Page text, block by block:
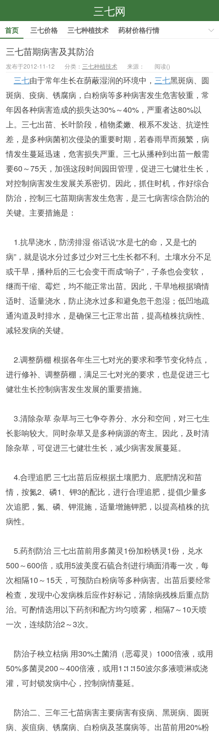
三七网
首页 三七价格 三七种植技术
药材价格行情
药材种植技术
三七苗期病害及其防治
发布于2012-11-12 分类： 三七种植技术 来源： 阅读()
三七由于常年生长在荫蔽湿润的环境中， 三七黑斑病、圆
斑病、疫病、锈腐病，白粉病等多种病害发生危害较重，常
年因各种病害造成的损失达30%～40%，严重者达80%以
上。三七出苗、长叶阶段，植物柔嫩、根系不发达、抗逆性
差，是多种病菌初次侵染的重要时期，若春雨早而频繁，病
情发生蔓延迅速，危害损失严重。三七从播种到出苗一般需
要60～75天，加强这段时间园田管理，促进三七健壮生长，
对控制病害发生发展关系密切。因此，抓住时机，作好综合
防治，控制三七苗期病害发生危害，是三七病害综合防治的
关键。主要措施是：
1.抗旱浇水，防涝排湿 俗话说“水是七的命，又是七的
病”，就是说水分过多过少对三七生长都不利。土壤水分不足
或干旱，播种后的三七会变干而成“响子”，子条也会变软，
继而干缩、霉烂，均不能正常出苗。因此，干旱地根据墒情
适时、适量浇水，防止浇水过多和避免忽干忽湿；低凹地疏
通沟道及时排水，是确保三七正常出苗，提高植株抗病性、
减轻发病的关键。
2.调整荫棚 根据各年生三七对光的要求和季节变化特点，
进行修补、调整荫棚，满足三七对光的要求，也是促进三七
健壮生长控制病害发生发展的重要措施。
3.清除杂草 杂草与三七争夺养分、水分和空间，对三七生
长影响较大。同时杂草又是多种病源的寄主。因此，及时清
除杂草，可促进三七健壮生长，减少病害发展蔓延。
4.合理追肥 三七出苗后应根据土壤肥力、底肥情况和苗
情，按氮2、磷1、钾3的配比，进行合理追肥，提倡少量多
次追肥，氮、磷、钾混施，适量增施钾肥，以提高植株的抗
病性。
5.药剂防治 三七出苗前用多菌灵1份加粉锈灵1份，兑水
500～600倍，或用5波美度石硫合剂进行墒面消毒一次，每
次相隔10～15天，可预防白粉病等多种病害。出苗后要经常
检查，发现中心发病株后应作好标记，清除病残株后重点防
治。可酌情选用以下药剂和配方均匀喷雾，相隔7～10天喷
一次，连续防治2～3次。
防治子秧立枯病 用30%土菌消（恶霉灵）1000倍液，或用
50%多菌灵200～400倍液，或用1∶1∶150波尔多液喷淋或浇
灌，可封锁发病中心，控制病情蔓延。
防治二、三年三七苗病害主要病害有疫病、黑斑病、圆斑
病、炭疽病、锈腐病、白粉病及茎腐病等。出苗前用20%粉